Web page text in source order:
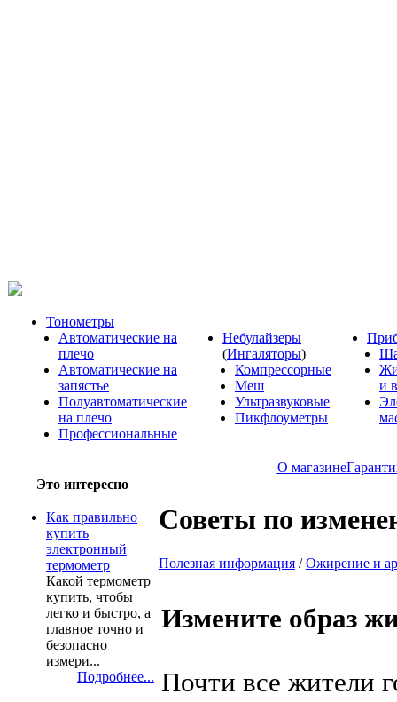
Тонометры
Автоматические на
плечо
Автоматические на
запястье
Полуавтоматические
на плечо
Профессиональные
Небулайзеры
(Ингаляторы)
Компрессорные
Меш
Ультразвуковые
Пикфлоуметры
и
О магазине
Это интересно
Как правильно
купить
электронный
термометр
Какой термометр
купить, чтобы
легко и быстро, а
главное точно и
безопасно
измери...
Подробнее...
Советы по
Полезная информация /Ожирение и
Измените образ
Почти все жители